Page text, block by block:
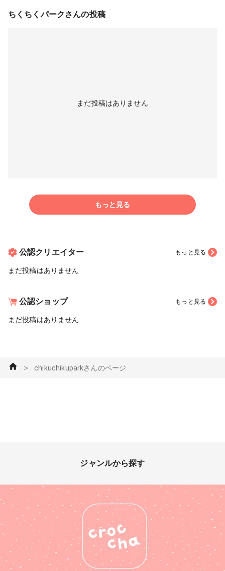
ちくちくパーク さんの投稿
まだ投稿はありません
もっと見る
公認クリエイター もっと見る
まだ投稿はありません
公認ショップ もっと見る
まだ投稿はありません
＞ chikuchikuparkさんのページ
ジャンルから探す